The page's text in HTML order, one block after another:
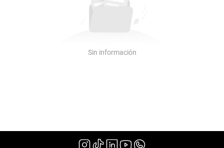
Sin información